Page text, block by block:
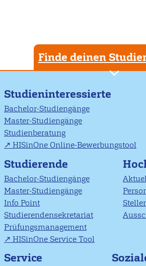
Finde deinen
Studieninteressierte
Bachelor-Studiengänge
Master-Studiengänge
Studienberatung
HISinOne Online-Bewerbungstool
Studierende
Bachelor-Studiengänge
Master-Studiengänge
Info Point
Studierendensekretariat
Prüfungsmanagement
HISinOne Service Tool
Service